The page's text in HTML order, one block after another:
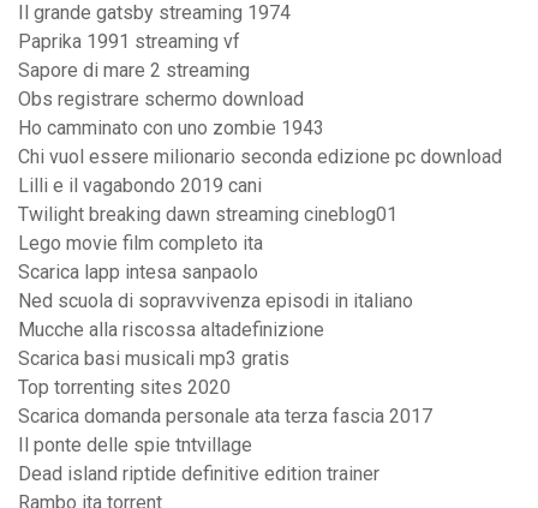
Il grande gatsby streaming 1974
Paprika 1991 streaming vf
Sapore di mare 2 streaming
Obs registrare schermo download
Ho camminato con uno zombie 1943
Chi vuol essere milionario seconda edizione pc download
Lilli e il vagabondo 2019 cani
Twilight breaking dawn streaming cineblog01
Lego movie film completo ita
Scarica lapp intesa sanpaolo
Ned scuola di sopravvivenza episodi in italiano
Mucche alla riscossa altadefinizione
Scarica basi musicali mp3 gratis
Top torrenting sites 2020
Scarica domanda personale ata terza fascia 2017
Il ponte delle spie tntvillage
Dead island riptide definitive edition trainer
Rambo ita torrent